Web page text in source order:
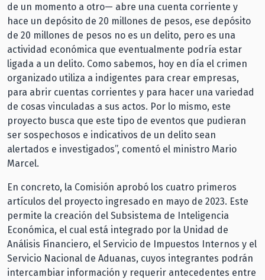
de un momento a otro— abre una cuenta corriente y
hace un depósito de 20 millones de pesos, ese depósito
de 20 millones de pesos no es un delito, pero es una
actividad económica que eventualmente podría estar
ligada a un delito. Como sabemos, hoy en día el crimen
organizado utiliza a indigentes para crear empresas,
para abrir cuentas corrientes y para hacer una variedad
de cosas vinculadas a sus actos. Por lo mismo, este
proyecto busca que este tipo de eventos que pudieran
ser sospechosos e indicativos de un delito sean
alertados e investigados”, comentó el ministro Mario
Marcel.
En concreto, la Comisión aprobó los cuatro primeros
artículos del proyecto ingresado en mayo de 2023. Este
permite la creación del Subsistema de Inteligencia
Económica, el cual está integrado por la Unidad de
Análisis Financiero, el Servicio de Impuestos Internos y el
Servicio Nacional de Aduanas, cuyos integrantes podrán
intercambiar información y requerir antecedentes entre